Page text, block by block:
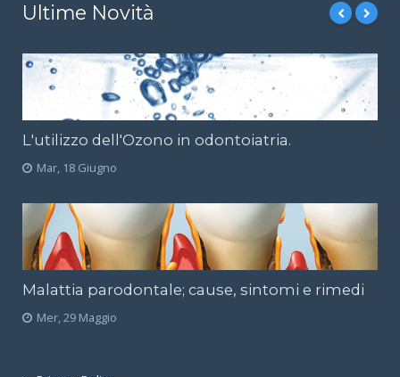
Ultime Novità
L'utilizzo dell'Ozono in odontoiatria.
Mar, 18 Giugno
Malattia parodontale; cause, sintomi e rimedi
Mer, 29 Maggio